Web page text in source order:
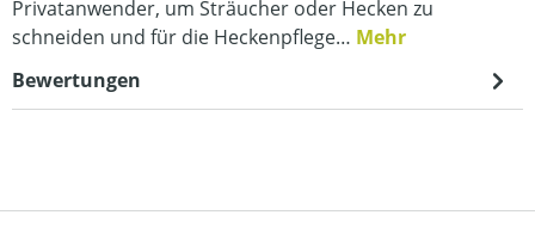
Privatanwender, um Sträucher oder Hecken zu
schneiden und für die Heckenpflege… Mehr
Bewertungen